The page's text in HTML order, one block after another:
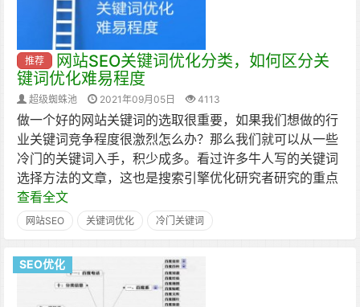
推荐
网站SEO关键词优化分类，如何区分关
键词优化难易程度
超级蜘蛛池 2021年09月05日 4113
做一个好的网站关键词的选取很重要，如果我们想做的行
业关键词竞争程度很激烈怎么办？那么我们就可以从一些
冷门的关键词入手，积少成多。看过许多牛人写的关键词
选择方法的文章，这也是搜索引擎优化研究者研究的重点
查看全文
网站SEO 关键词优化 冷门关键词
SEO优化